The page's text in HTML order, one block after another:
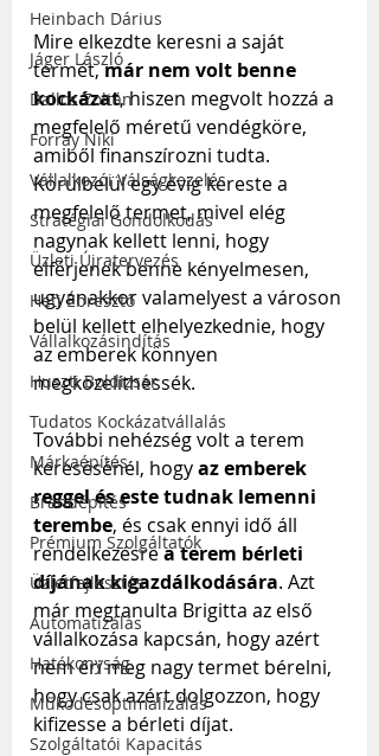
Heinbach Dárius
Jáger László
Dallos Zoltán
Forray Niki
Vállalkozói Válságkezelés
Stratégiai Gondolkodás
Üzleti Újratervezés
Heti Ébresztő
Vállalkozásindítás
Huszti Boldizsár
Tudatos Kockázatvállalás
Márkaépítés
Brandépítés
Prémium Szolgáltatók
Üzletfejlesztés
Automatizálás
Hatékonyság
Működésoptimalizálás
Szolgáltatói Kapacitás
Mire elkezdte keresni a saját
termét, már nem volt benne
kockázat, hiszen megvolt hozzá a
megfelelő méretű vendégköre,
amiből finanszírozni tudta.
Körülbelül egy évig kereste a
megfelelő termet, mivel elég
nagynak kellett lenni, hogy
elférjenek benne kényelmesen,
ugyanakkor valamelyest a városon
belül kellett elhelyezkednie, hogy
az emberek könnyen
megközelíthessék.
További nehézség volt a terem
keresésénél, hogy az emberek
reggel és este tudnak lemenni
terembe, és csak ennyi idő áll
rendelkezésre a terem bérleti
díjának kigazdálkodására. Azt
már megtanulta Brigitta az első
vállalkozása kapcsán, hogy azért
nem éri meg nagy termet bérelni,
hogy csak azért dolgozzon, hogy
kifizesse a bérleti díjat.